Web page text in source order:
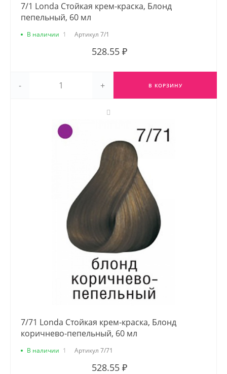
7/1 Londa Стойкая крем-краска, Блонд
пепельный, 60 мл
В наличии 1 Артикул 7/1
528.55 ₽
- + В КОРЗИНУ
7/71 Londa Стойкая крем-краска, Блонд
коричнево-пепельный, 60 мл
В наличии 1 Артикул 7/71
528.55 ₽